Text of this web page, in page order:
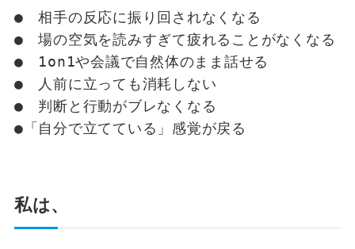
●　相手の反応に振り回されなくなる
●　場の空気を読みすぎて疲れることがなくなる
●　1on1や会議で自然体のまま話せる
●　人前に立っても消耗しない
●　判断と行動がブレなくなる
●「自分で立てている」感覚が戻る
私は、